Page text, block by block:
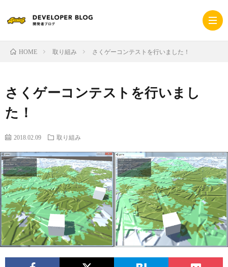
サ
イ
ト
ー
ポ
レ
プ
ラ
イ
HOME 取り組み さくゲーコンテストを行いました！
さくゲーコンテストを行いまし
た！
2018.02.09 取り組み